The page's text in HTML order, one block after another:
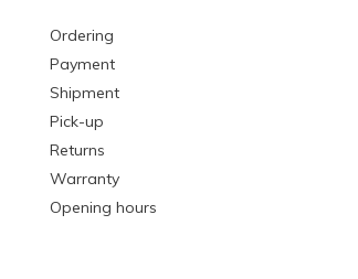
Ordering
Payment
Shipment
Pick-up
Returns
Warranty
Opening hours